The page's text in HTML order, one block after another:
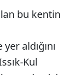
bu kentin
aldığını
Kul